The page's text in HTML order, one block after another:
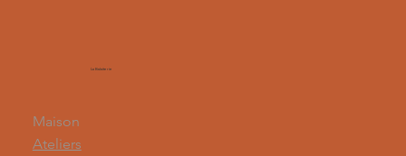
La Balaiterie
Maison
Ateliers